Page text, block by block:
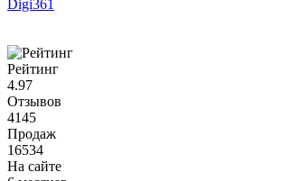
Digi361
Рейтинг
4.97
Отзывов
4145
Продаж
16534
На сайте